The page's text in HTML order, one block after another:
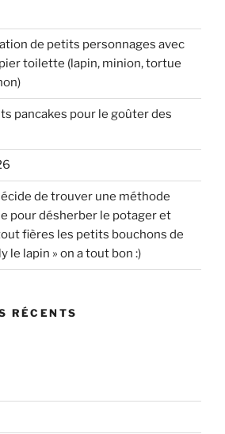
de petits personnages avec
toilette (lapin, minion, tortue
pancakes pour le goûter des
de trouver une méthode
pour désherber le potager et
fières les petits bouchons de
le lapin » on a tout bon :)
RÉCENTS